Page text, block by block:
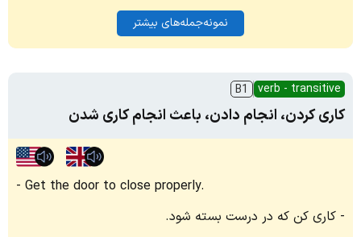
نمونه‌جمله‌های بیشتر
verb - transitive
B1
کاری کردن، انجام دادن، باعث انجام کاری شدن
Get the door to close properly.
کاری کن که در درست بسته شود.